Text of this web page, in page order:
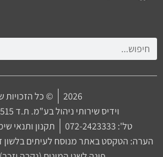
2026
© כל הזכויות
וידיס שירותי ניהול בע"מ. ת.ד 515 גני תקווה 55900
טל': 072-2423333
תקנון ותנאי
הערה: הטקסט באתר מנוסח לעיתים בלשון